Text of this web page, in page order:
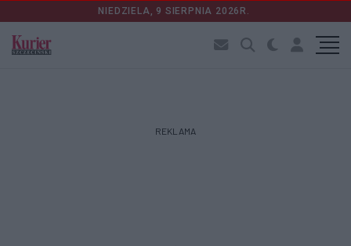
NIEDZIELA, 9 SIERPNIA 2026R.
REKLAMA